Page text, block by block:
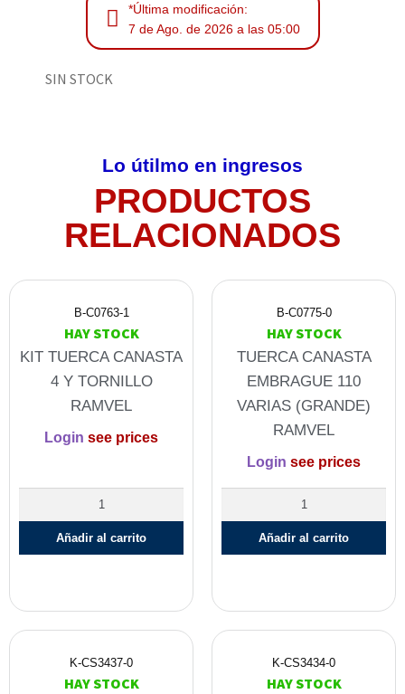
*Última modificación:
7 de Ago. de 2026 a las 05:00
SIN STOCK
Lo útilmo en ingresos
PRODUCTOS
RELACIONADOS
B-C0763-1
HAY STOCK
KIT TUERCA CANASTA
4 Y TORNILLO
RAMVEL
Login see prices
Añadir al carrito
B-C0775-0
HAY STOCK
TUERCA CANASTA
EMBRAGUE 110
VARIAS (GRANDE)
RAMVEL
Login see prices
Añadir al carrito
K-CS3437-0
HAY STOCK
K-CS3434-0
HAY STOCK